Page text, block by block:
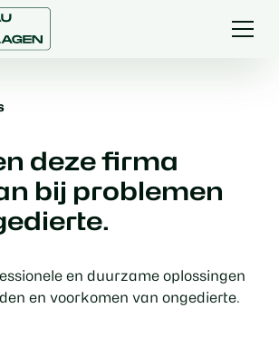
deze firma
bij problemen
en duurzame oplossingen
en voorkomen van ongedierte.